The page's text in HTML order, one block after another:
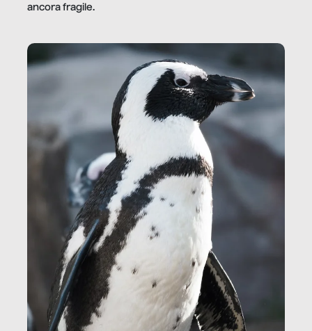
ancora fragile.